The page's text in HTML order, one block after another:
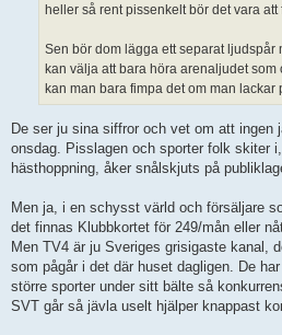
heller så rent pissenkelt bör det vara att
Sen bör dom lägga ett separat ljudspår
kan välja att bara höra arenaljudet
kan man bara fimpa det om man lackar
De ser ju sina siffror och vet om att ingen
onsdag. Pisslagen och sporter folk skiter
hästhoppning, åker snålskjuts på
Men ja, i en schysst värld och försäljare
det finnas Klubbkortet för 249/mån eller
Men TV4 är ju Sveriges grisigaste kanal,
som pågår i det där huset dagligen. De
större sporter under sitt bälte så
SVT går så jävla uselt hjälper knappast